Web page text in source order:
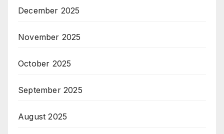
December 2025
November 2025
October 2025
September 2025
August 2025